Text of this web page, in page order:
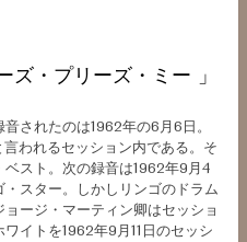
ズ・プリーズ・ミー 」
されたのは1962年の6月6日。
われるセッション内である。そ
スト。次の録音は1962年9月4
スター。しかしリンゴのドラム
ージ・マーティン卿はセッショ
イトを1962年9月11日のセッシ